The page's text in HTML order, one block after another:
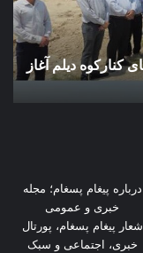
روستای کنارکوه دیلم آغاز
درباره پیغام پسغام؛ مجله
خبری و عمومی
شعار پیغام پسغام، پورتال
خبری، اجتماعی و سبک